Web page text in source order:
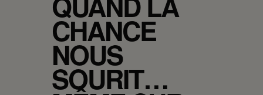
CHANCE
NOUS
SOURIT…